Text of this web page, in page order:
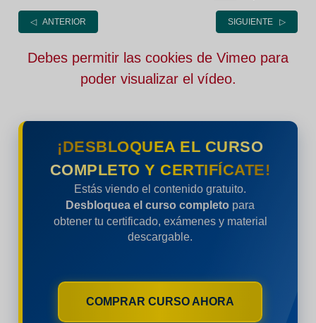
◁ ANTERIOR SIGUIENTE ▷
Debes permitir las cookies de Vimeo para
poder visualizar el vídeo.
¡DESBLOQUEA EL CURSO
COMPLETO Y CERTIFÍCATE!
Estás viendo el contenido gratuito.
Desbloquea el curso completo para
obtener tu certificado, exámenes y material
descargable.
COMPRAR CURSO AHORA